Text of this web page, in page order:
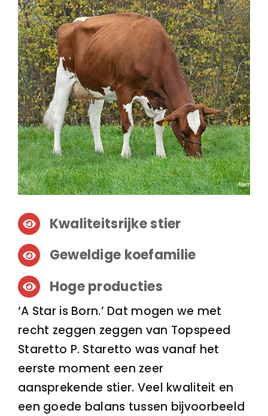
Kwaliteitsrijke stier
Geweldige koefamilie
Hoge producties
‘A Star is Born.’ Dat mogen we met
recht zeggen zeggen van Topspeed
Staretto P. Staretto was vanaf het
eerste moment een zeer
aansprekende stier. Veel kwaliteit en
een goede balans tussen bijvoorbeeld